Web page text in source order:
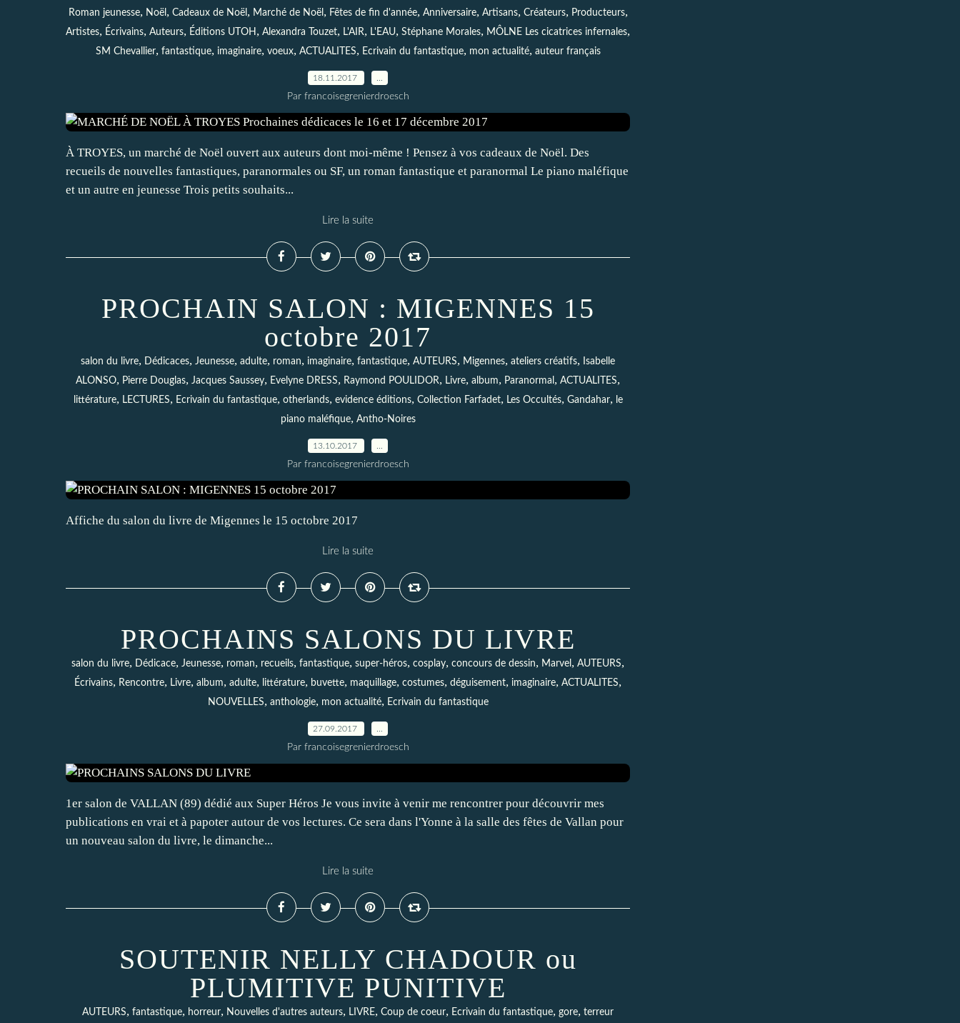
Roman jeunesse, Noël, Cadeaux de Noël, Marché de Noël, Fêtes de fin d'année, Anniversaire, Artisans, Créateurs, Producteurs,
Artistes, Écrivains, Auteurs, Éditions UTOH , Alexandra Touzet, L'AIR, L'EAU, Stéphane Morales, MÔLNE Les cicatrices infernales,
SM Chevallier, fantastique, imaginaire, voeux, ACTUALITES, Ecrivain du fantastique, mon actualité, auteur français
18.11.2017
Par francoisegrenierdroesch
À TROYES, un marché de Noël ouvert aux auteurs dont moi-même ! Pensez à vos cadeaux de Noël. Des
recueils de nouvelles fantastiques, paranormales ou SF, un roman fantastique et paranormal Le piano maléfique
et un autre en jeunesse Trois petits souhaits...
Lire la suite
PROCHAIN SALON : MIGENNES 15
octobre 2017
salon du livre, Dédicaces, Jeunesse, adulte, roman, imaginaire, fantastique, AUTEURS, Migennes, ateliers créatifs, Isabelle
ALONSO, Pierre Douglas, Jacques Saussey, Evelyne DRESS, Raymond POULIDOR, Livre, album, Paranormal , ACTUALITES,
littérature, LECTURES, Ecrivain du fantastique, otherlands, evidence éditions, Collection Farfadet, Les Occultés, Gandahar, le
piano maléfique, Antho-Noires
13.10.2017
Par francoisegrenierdroesch
Affiche du salon du livre de Migennes le 15 octobre 2017
Lire la suite
PROCHAINS SALONS DU LIVRE
salon du livre, Dédicace, Jeunesse, roman, recueils, fantastique, super-héros, cosplay, concours de dessin, Marvel , AUTEURS,
Écrivains, Rencontre, Livre, album, adulte, littérature, buvette, maquillage, costumes, déguisement, imaginaire, ACTUALITES,
NOUVELLES, anthologie, mon actualité, Ecrivain du fantastique
27.09.2017
Par francoisegrenierdroesch
1er salon de VALLAN (89) dédié aux Super Héros Je vous invite à venir me rencontrer pour découvrir mes
publications en vrai et à papoter autour de vos lectures. Ce sera dans l'Yonne à la salle des fêtes de Vallan pour
un nouveau salon du livre, le dimanche...
Lire la suite
SOUTENIR NELLY CHADOUR ou
PLUMITIVE PUNITIVE
AUTEURS, fantastique, horreur, Nouvelles d'autres auteurs, LIVRE, Coup de coeur, Ecrivain du fantastique, gore, terreur